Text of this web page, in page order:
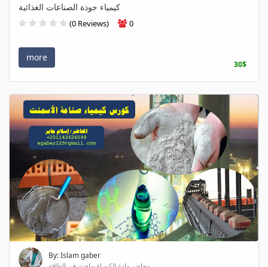
كيمياء جودة الصناعات الغذائية
(0 Reviews) 0
more
30$
By: Islam gaber